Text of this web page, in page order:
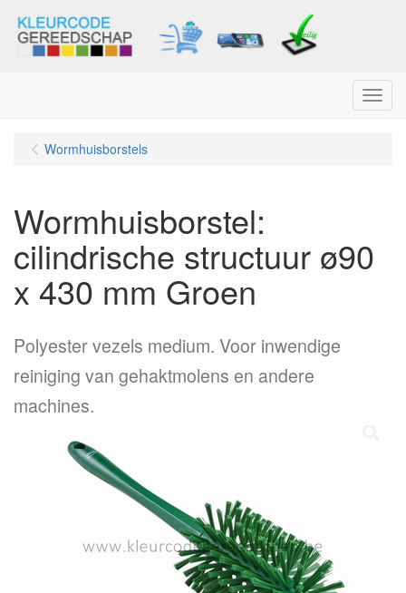
Menu
Wormhuisborstels
Wormhuisborstel:
cilindrische structuur ø90
x 430 mm Groen
Polyester vezels medium. Voor inwendige
reiniging van gehaktmolens en andere
machines.